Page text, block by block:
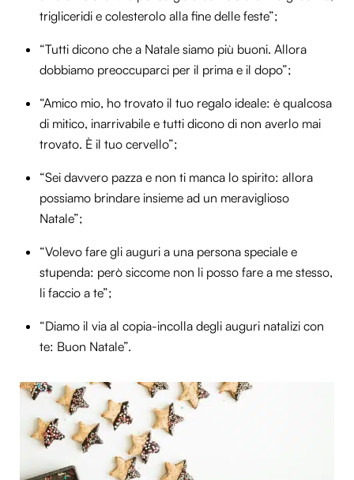
trigliceridi e colesterolo alla fine delle feste”;
“Tutti dicono che a Natale siamo più buoni. Allora
dobbiamo preoccuparci per il prima e il dopo”;
“Amico mio, ho trovato il tuo regalo ideale: è qualcosa
di mitico, inarrivabile e tutti dicono di non averlo mai
trovato. È il tuo cervello”;
“Sei davvero pazza e non ti manca lo spirito: allora
possiamo brindare insieme ad un meraviglioso
Natale”;
“Volevo fare gli auguri a una persona speciale e
stupenda: però siccome non li posso fare a me stesso,
li faccio a te”;
“Diamo il via al copia-incolla degli auguri natalizi con
te: Buon Natale”.